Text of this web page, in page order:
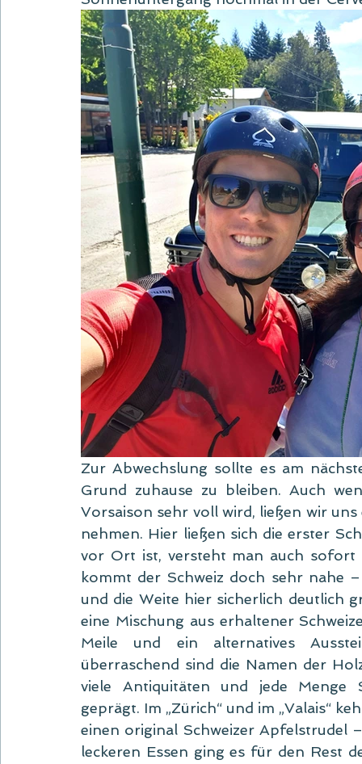
Zur Abwechslung sollte es am
Grund zuhause zu bleiben. Auch
Vorsaison sehr voll wird, ließen wir
nehmen. Hier ließen sich die erster
vor Ort ist, versteht man auch sofort
kommt der Schweiz doch sehr nahe
und die Weite hier sicherlich deutlich
eine Mischung aus erhaltener
Meile und ein alternatives
überraschend sind die Namen der
viele Antiquitäten und jede Menge
geprägt. Im „Zürich“ und im „Valais“
einen original Schweizer Apfelstrudel
leckeren Essen ging es für den Rest